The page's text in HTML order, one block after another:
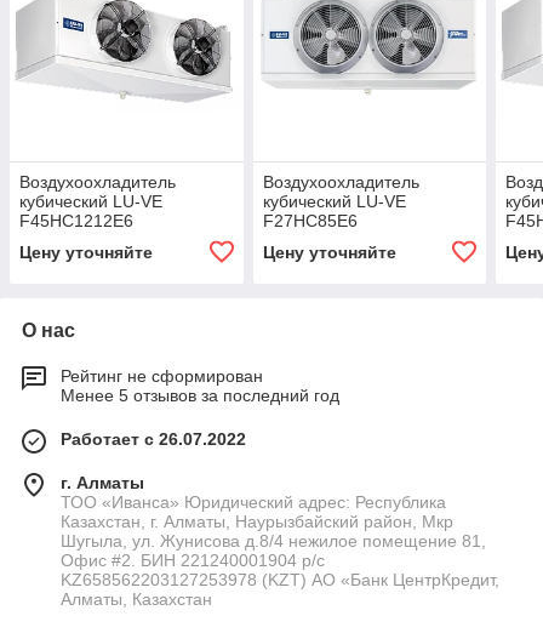
Воздухоохладитель
кубический LU-VE
F45HC1212E6
Цену уточняйте
Воздухоохладитель
кубический LU-VE
F27HC85E6
Цену уточняйте
О нас
Рейтинг не сформирован
Менее 5 отзывов за последний год
Работает с 26.07.2022
г. Алматы
ТОО «Иванса» Юридический адрес: Республика
Казахстан, г. Алматы, Наурызбайский район, Мкр
Шугыла, ул. Жунисова д.8/4 нежилое помещение 81,
Офис #2. БИН 221240001904 р/с
KZ658562203127253978 (KZT) АО «Банк ЦентрКредит,
Алматы, Казахстан